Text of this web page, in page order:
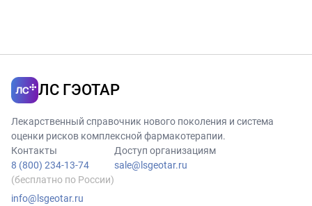
ЛС ГЭОТАР
Лекарственный справочник нового поколения и система
оценки рисков комплексной фармакотерапии.
Контакты
8 (800) 234-13-74
(бесплатно по России)
info@lsgeotar.ru
Доступ организациям
sale@lsgeotar.ru